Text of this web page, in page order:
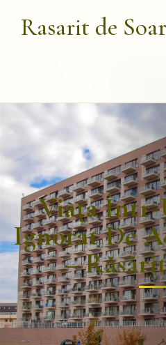
Rasarit de
Viața Într-
Ignorat De
–